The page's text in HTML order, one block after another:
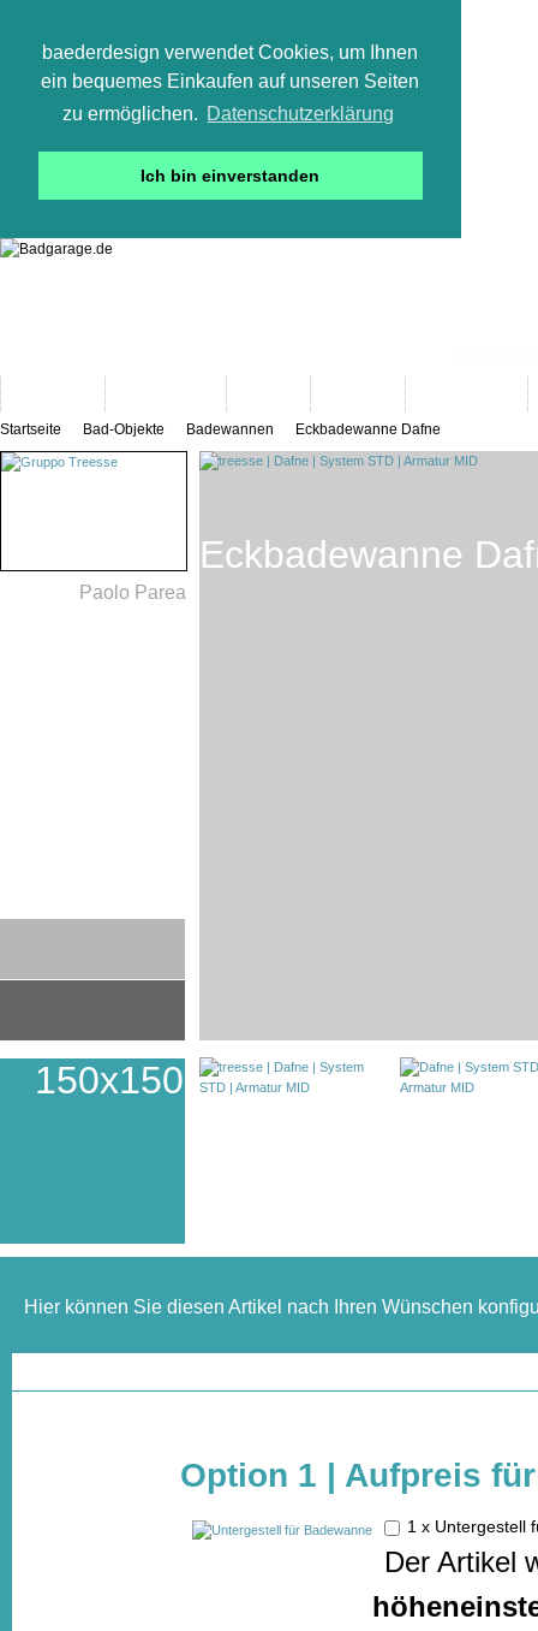
baederdesign verwendet Cookies, um Ihnen
ein bequemes Einkaufen auf unseren Seiten
zu ermöglichen. Datenschutzerklärung
Ich bin einverstanden
Startseite Bad-Objekte Badewannen Eckbadewanne Dafne
Paolo Parea
150x150
Eckbadewanne
Hier können Sie diesen Artikel nach Ihren Wünschen
Option 1 | Aufpreis
1 x
Der Artikel